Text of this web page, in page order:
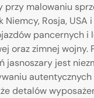
przy malowaniu
Niemcy, Rosja, USA
pancernych i
oraz zimnej wojny.
jasnoszary jest
detalów